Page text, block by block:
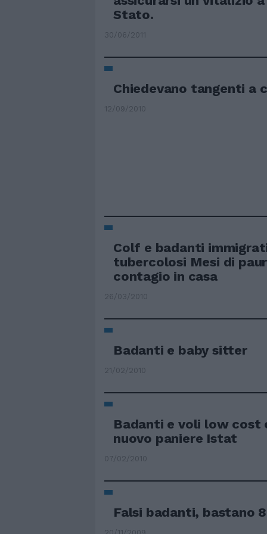
Stato.
30/06/2011
Chiedevano tangenti a
12/09/2010
Colf e badanti
tubercolosi Mesi di
contagio in casa
26/03/2010
Badanti e baby sitter
21/02/2010
Badanti e voli low cost
nuovo paniere Istat
07/02/2010
Falsi badanti, bastano